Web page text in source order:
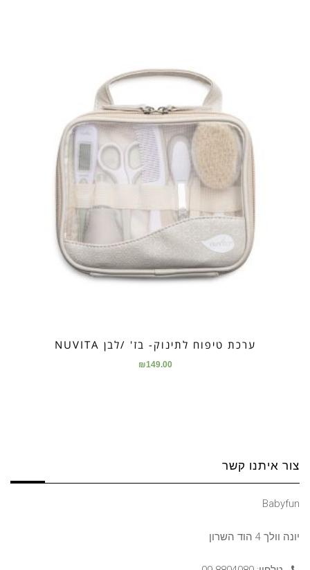
ערכת טיפוח לתינוק- בז' /לבן NUVITA
₪149.00
צור איתנו קשר
Babyfun
יונה וולך 4 הוד השרון